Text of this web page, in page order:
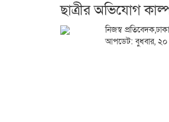
ছাত্রীর অভিযোগ
নিজস্ব
আপডেট: বুধবার, ২০